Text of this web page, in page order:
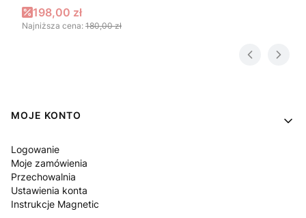
Cena promocyjna
198,00 zł
Najniższa cena: 180,00 zł
Linki w stopce
MOJE KONTO
Logowanie
Moje zamówienia
Przechowalnia
Ustawienia konta
Instrukcje Magnetic